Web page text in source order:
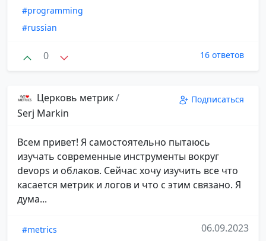
#programming
#russian
0 16 ответов
Церковь метрик/
Serj Markin
Подписаться
Всем привет! Я самостоятельно пытаюсь
изучать современные инструменты вокруг
devops и облаков. Сейчас хочу изучить все что
касается метрик и логов и что с этим связано. Я
дума...
#metrics
06.09.2023